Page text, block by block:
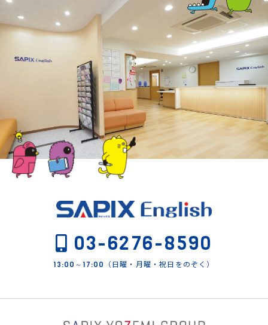
03-6276-8590
13:00～17:00 （日曜・月曜・祝日をのぞく）